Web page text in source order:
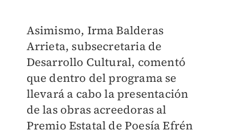
Asimismo, Irma Balderas
Arrieta, subsecretaria de
Desarrollo Cultural, comentó
que dentro del programa se
llevará a cabo la presentación
de las obras acreedoras al
Premio Estatal de Poesía Efrén